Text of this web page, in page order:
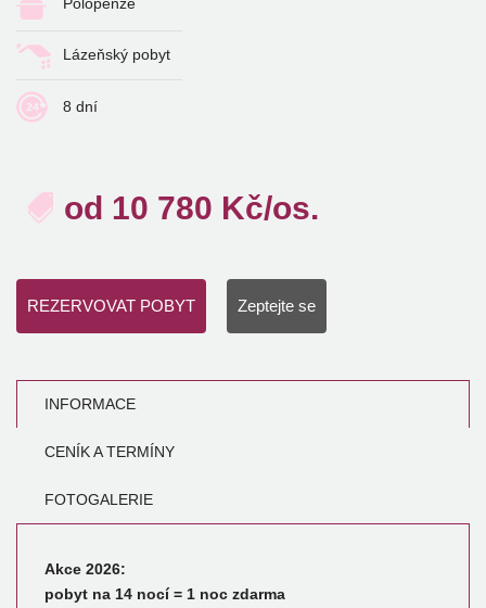
Polopenze
Lázeňský pobyt
8 dní
od 10 780 Kč/os.
REZERVOVAT POBYT Zeptejte se
INFORMACE
CENÍK A TERMÍNY
FOTOGALERIE
Akce 2026:
pobyt na 14 nocí = 1 noc zdarma